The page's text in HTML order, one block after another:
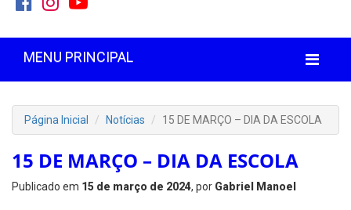
MENU PRINCIPAL
Página Inicial Notícias 15 DE MARÇO – DIA DA ESCOLA
15 DE MARÇO – DIA DA ESCOLA
Publicado em 15 de março de 2024, por Gabriel Manoel